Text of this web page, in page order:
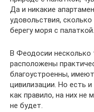
Да и никакие
удовольствия,
берегу моря с палаткой.
В Феодосии несколько
расположены
благоустроенны,
цивилизации. Но есть
как правило, на них не
не будет.